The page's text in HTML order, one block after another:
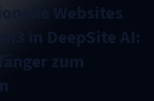
Websites
in DeepSite AI:
zum